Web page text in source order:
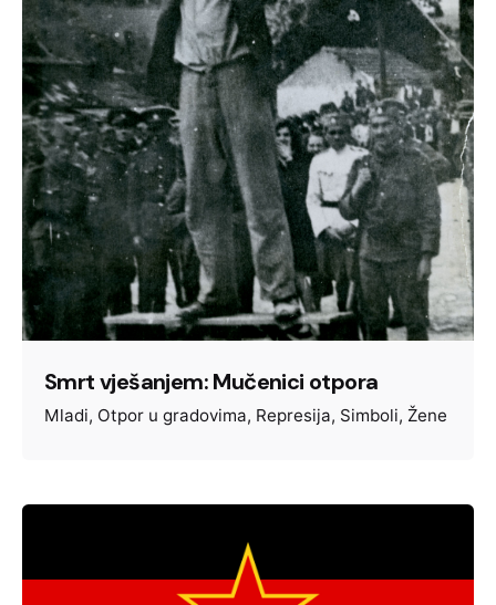
Smrt vješanjem: Mučenici otpora
Mladi Otpor u gradovima Represija Simboli Žene